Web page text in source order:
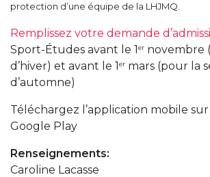
protection d’une équipe de la LHJMQ.
Remplissez votre demande
Sport-Études avant le 1er novembre
d’hiver) et avant le 1er mars (pour la
d’automne)
Téléchargez l’application mobile
Google Play
Renseignements:
Caroline Lacasse